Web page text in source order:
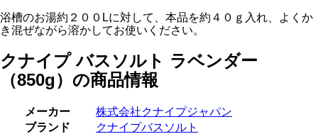
浴槽のお湯約２００Lに対して、本品を約４０ｇ入れ、よくか
き混ぜながら溶かしてお使いください。
クナイプ バスソルト ラベンダー
（850g）の商品情報
メーカー
株式会社クナイプジャパン
ブランド
クナイプバスソルト